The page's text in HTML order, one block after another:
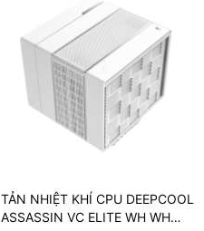
TẢN NHIỆT KHÍ CPU DEEPCOOL
ASSASSIN VC ELITE WH WH